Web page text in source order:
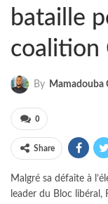
bataille
coalition
By Mamadouba
0
Share
Malgré sa défaite à
leader du Bloc libéral,